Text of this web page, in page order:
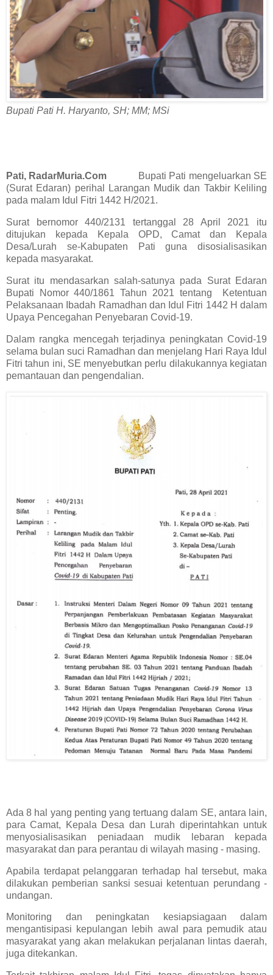
Bupati Pati H. Haryanto, SH; MM; MSi
Pati, RadarMuria.Com
Bupati Pati mengeluarkan SE
(Surat Edaran) perihal Larangan Mudik dan Takbir Keliling
pada malam Idul Fitri 1442 H/2021.
Surat bernomor 440/2131 tertanggal 28 April 2021 itu
ditujukan kepada Kepala OPD, Camat dan Kepala
Desa/Lurah se-Kabupaten Pati guna disosialisasikan
kepada masyarakat.
Surat itu mendasarkan salah-satunya pada Surat Edaran
Bupati Nomor 440/1861 Tahun 2021 tentang Ketentuan
Pelaksanaan Ibadah Ramadhan dan Idul Fitri 1442 H dalam
Upaya Pencegahan Penyebaran Covid-19.
Dalam rangka mencegah terjadinya peningkatan Covid-19
selama bulan suci Ramadhan dan menjelang Hari Raya Idul
Fitri tahun ini, SE menyebutkan perlu dilakukannya kegiatan
pemantauan dan pengendalian.
Ada 8 hal yang penting yang tertuang dalam SE, antara lain,
para Camat, Kepala Desa dan Lurah diperintahkan untuk
menyosialisasikan peniadaan mudik lebaran kepada
masyarakat dan para perantau di wilayah masing - masing.
Apabila terdapat pelanggaran terhadap hal tersebut, maka
dilakukan pemberian sanksi sesuai ketentuan perundang -
undangan.
Monitoring dan peningkatan kesiapsiagaan dalam
mengantisipasi kepulangan lebih awal para pemudik atau
masyarakat yang akan melakukan perjalanan lintas daerah,
juga ditekankan.